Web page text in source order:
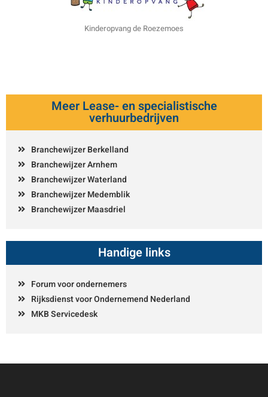
Kinderopvang de Roezemoes
Meer Lease- en specialistische
verhuurbedrijven
Branchewijzer Berkelland
Branchewijzer Arnhem
Branchewijzer Waterland
Branchewijzer Medemblik
Branchewijzer Maasdriel
Handige links
Forum voor ondernemers
Rijksdienst voor Ondernemend Nederland
MKB Servicedesk